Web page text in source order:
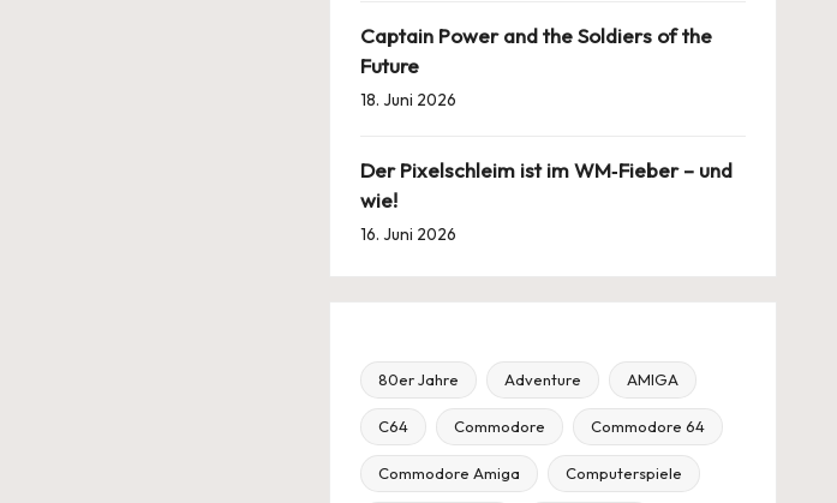
Captain Power and the Soldiers of the
Future
18. Juni 2026
Der Pixelschleim ist im WM‑Fieber – und
wie!
16. Juni 2026
80er Jahre Adventure AMIGA
C64 Commodore Commodore 64
Commodore Amiga Computerspiele